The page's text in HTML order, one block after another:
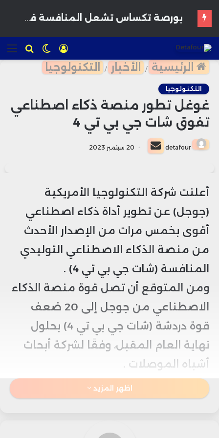
للبحث الوضع
المظلم
تسجيل
الدخول
الرئيسية / الأخبار / التكنولوجيا
التكنولوجيا
غوغل تطور منصة ذكاء اصطناعي
تفوق شات جي بي تي 4
detafour
أرسل
بريدا
20 سبتمبر 2023
أعلنت شركة التكنولوجيا الأمريكية
(جوجل) عن تطوير أداة ذكاء اصطناعي
أقوى بخمس مرات من الإصدار الأحدث
من منصة الذكاء الاصطناعي التوليدي
المنافسة (شات جي بي تي 4) .
ومن المتوقع أن تصل قوة منصة الذكاء
الاصطناعي من جوجل إلى 20 ضعف
قوة دردشة (شات جي بي تي 4) بحلول
نهاية العام المقبل، وفقًا لشركة أبحاث
أشباه الموصلات .
وفي نهاية شهر غشت الماضي، نشرت
جوجل في مجال الذكاء الاصطناعي،
اظهر المزيد